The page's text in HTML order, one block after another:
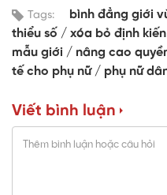
Tags:
bình đẳng giới
thiểu số
xóa bỏ định
mẫu giới
nâng cao
tế cho phụ nữ
phụ nữ
Viết bình luận